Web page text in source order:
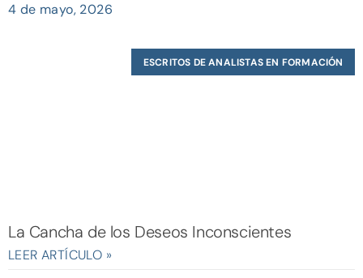
4 de mayo, 2026
ESCRITOS DE ANALISTAS EN FORMACIÓN
La Cancha de los Deseos Inconscientes
LEER ARTÍCULO »